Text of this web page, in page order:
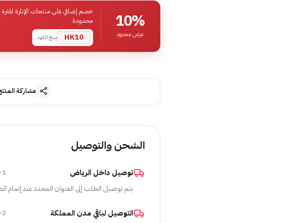
10%
عرض محدود
خصم إضافي على منتجات الإنارة لفترة
محدودة
HK10 نسخ الكود
مشاركة
الشحن والتوصيل
توصيل داخل الرياض 1–2 يوم عمل
يتم توصيل الطلب إلى العنوان المحدد عند إتمام
التوصيل لباقي مدن المملكة 2–5 أيام عمل